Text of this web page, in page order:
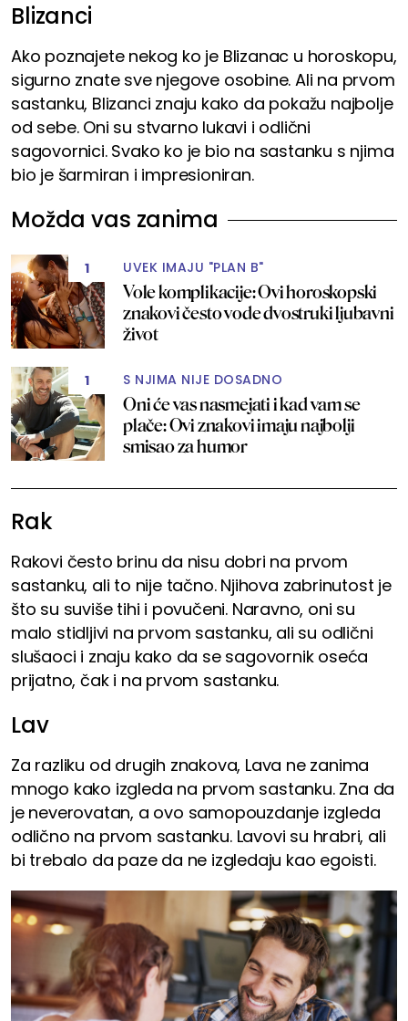
Blizanci
Ako poznajete nekog ko je Blizanac u horoskopu,
sigurno znate sve njegove osobine. Ali na prvom
sastanku, Blizanci znaju kako da pokažu najbolje
od sebe. Oni su stvarno lukavi i odlični
sagovornici. Svako ko je bio na sastanku s njima
bio je šarmiran i impresioniran.
Možda vas zanima
1 UVEK IMAJU "PLAN B"
Vole komplikacije: Ovi horoskopski
znakovi često vode dvostruki ljubavni
život
1 S NJIMA NIJE DOSADNO
Oni će vas nasmejati i kad vam se
plače: Ovi znakovi imaju najbolji
smisao za humor
Rak
Rakovi često brinu da nisu dobri na prvom
sastanku, ali to nije tačno. Njihova zabrinutost je
što su suviše tihi i povučeni. Naravno, oni su
malo stidljivi na prvom sastanku, ali su odlični
slušaoci i znaju kako da se sagovornik oseća
prijatno, čak i na prvom sastanku.
Lav
Za razliku od drugih znakova, Lava ne zanima
mnogo kako izgleda na prvom sastanku. Zna da
je neverovatan, a ovo samopouzdanje izgleda
odlično na prvom sastanku. Lavovi su hrabri, ali
bi trebalo da paze da ne izgledaju kao egoisti.